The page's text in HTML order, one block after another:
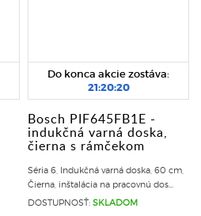
Do konca akcie zostáva:
21:20:20
Bosch PIF645FB1E -
indukčná varná doska,
čierna s rámčekom
Séria 6, Indukčná varná doska, 60 cm,
Čierna, inštalácia na pracovnú dos...
DOSTUPNOSŤ: SKLADOM